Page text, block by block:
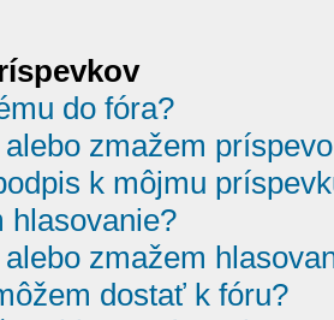
do fóra?
zmažem
k môjmu
hlasovanie?
zmažem
dostať k fóru?